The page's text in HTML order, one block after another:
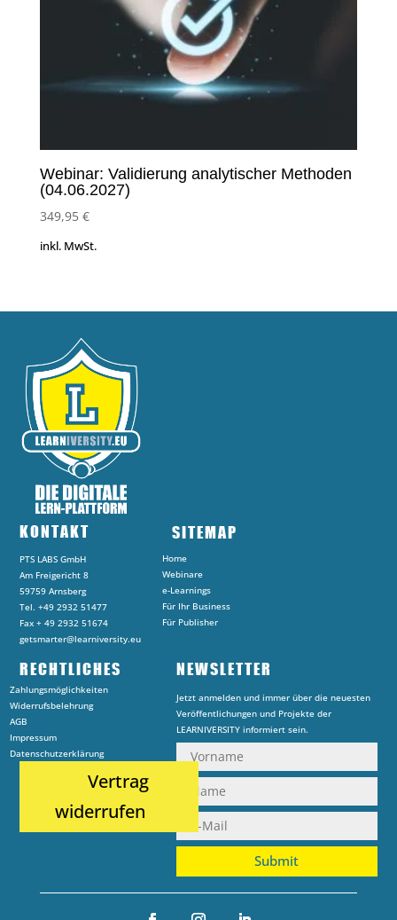
Webinar: Validierung analytischer Methoden
(04.06.2027)
349,95 €
inkl. MwSt.
KONTAKT
PTS LABS GmbH
Am Freigericht 8
59759 Arnsberg
Tel. +49 2932 51477
Fax + 49 2932 51674
getsmarter@learniversity.eu
SITEMAP
Home
Webinare
e-Learnings
Für Ihr Business
Für Publisher
RECHTLICHES
Zahlungsmöglichkeiten
Widerrufsbelehrung
AGB
Impressum
Datenschutzerklärung
Vertrag
widerrufen
NEWSLETTER
Jetzt anmelden und immer über die neuesten
Veröffentlichungen und Projekte der
LEARNIVERSITY informiert sein.
Submit